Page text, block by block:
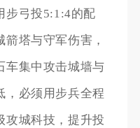
步弓投5:1:4的配
塔与守军伤害，
车集中攻击城墙与
，必须用步兵全程
攻城科技，提升投